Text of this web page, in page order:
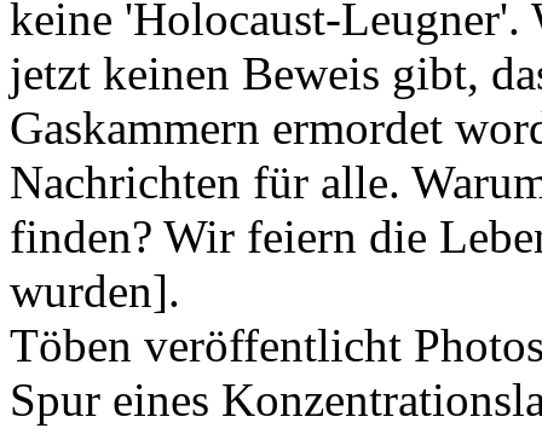
keine 'Holocaust-Leugner'.
jetzt keinen Beweis gibt,
Gaskammern ermordet
Nachrichten für alle.
finden? Wir feiern die
wurden].
Töben veröffentlicht
Spur eines